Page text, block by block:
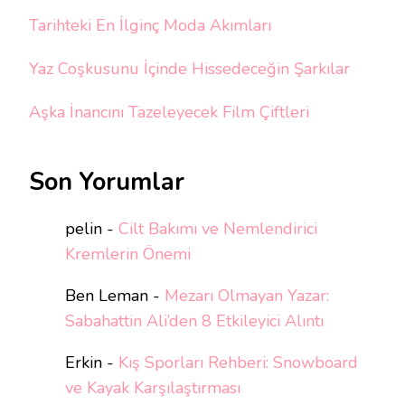
Tarihteki En İlginç Moda Akımları
Yaz Coşkusunu İçinde Hissedeceğin Şarkılar
Aşka İnancını Tazeleyecek Film Çiftleri
Son Yorumlar
pelin - Cilt Bakımı ve Nemlendirici
Kremlerin Önemi
Ben Leman - Mezarı Olmayan Yazar:
Sabahattin Ali’den 8 Etkileyici Alıntı
Erkin - Kış Sporları Rehberi: Snowboard
ve Kayak Karşılaştırması